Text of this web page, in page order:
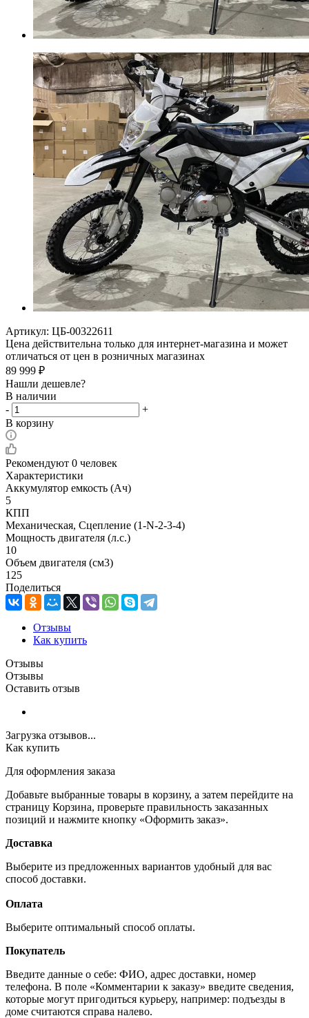
Артикул: ЦБ-00322611
Цена действительна только для интернет-магазина и может
отличаться от цен в розничных магазинах
89 999 ₽
Нашли дешевле?
В наличии
-
+
В корзину
Рекомендуют 0 человек
Характеристики
Аккумулятор емкость (Ач)
5
КПП
Механическая, Сцепление (1-N-2-3-4)
Мощность двигателя (л.с.)
10
Объем двигателя (см3)
125
Поделиться
Отзывы
Как купить
Отзывы
Отзывы
Оставить отзыв
Загрузка отзывов...
Как купить
Для оформления заказа
Добавьте выбранные товары в корзину, а затем перейдите на
страницу Корзина, проверьте правильность заказанных
позиций и нажмите кнопку «Оформить заказ».
Доставка
Выберите из предложенных вариантов удобный для вас
способ доставки.
Оплата
Выберите оптимальный способ оплаты.
Покупатель
Введите данные о себе: ФИО, адрес доставки, номер
телефона. В поле «Комментарии к заказу» введите сведения,
которые могут пригодиться курьеру, например: подъезды в
доме считаются справа налево.